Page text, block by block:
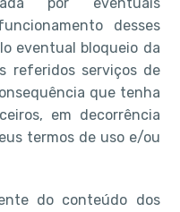
desses
eventual bloqueio da
referidos serviços de
que tenha
em decorrência
termos de uso e/ou
do conteúdo dos